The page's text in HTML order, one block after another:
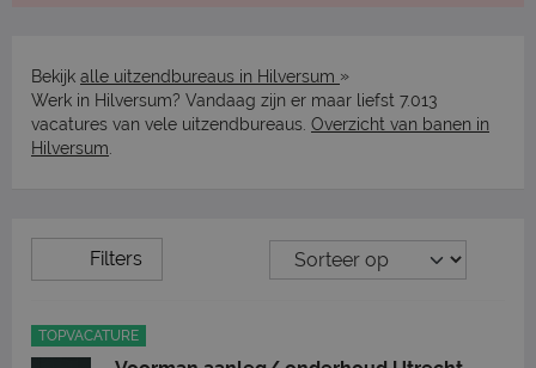
Bekijk alle uitzendbureaus in Hilversum »
Werk in Hilversum? Vandaag zijn er maar liefst 7.013
vacatures van vele uitzendbureaus. Overzicht van banen in
Hilversum
Filters
TOPVACATURE